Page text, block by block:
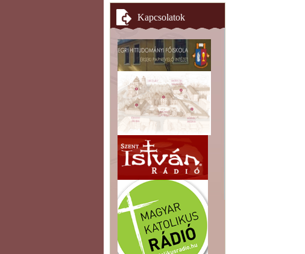
Kapcsolatok